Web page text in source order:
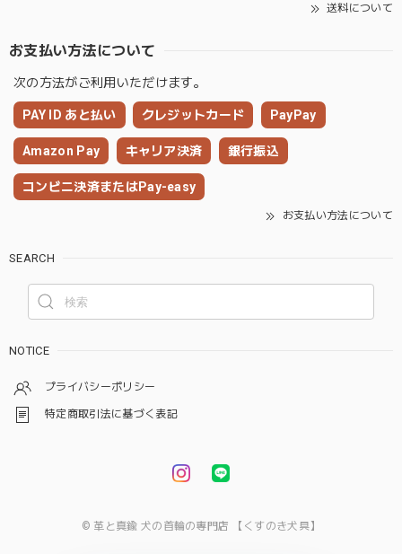
送料について
お支払い方法について
次の方法がご利用いただけます。
PAY ID あと払い クレジットカード PayPay
Amazon Pay キャリア決済 銀行振込
コンビニ決済またはPay-easy
お支払い方法について
SEARCH
NOTICE
プライバシーポリシー
特定商取引法に基づく表記
© 革と真鍮 犬の首輪の専門店 【くすのき犬具】